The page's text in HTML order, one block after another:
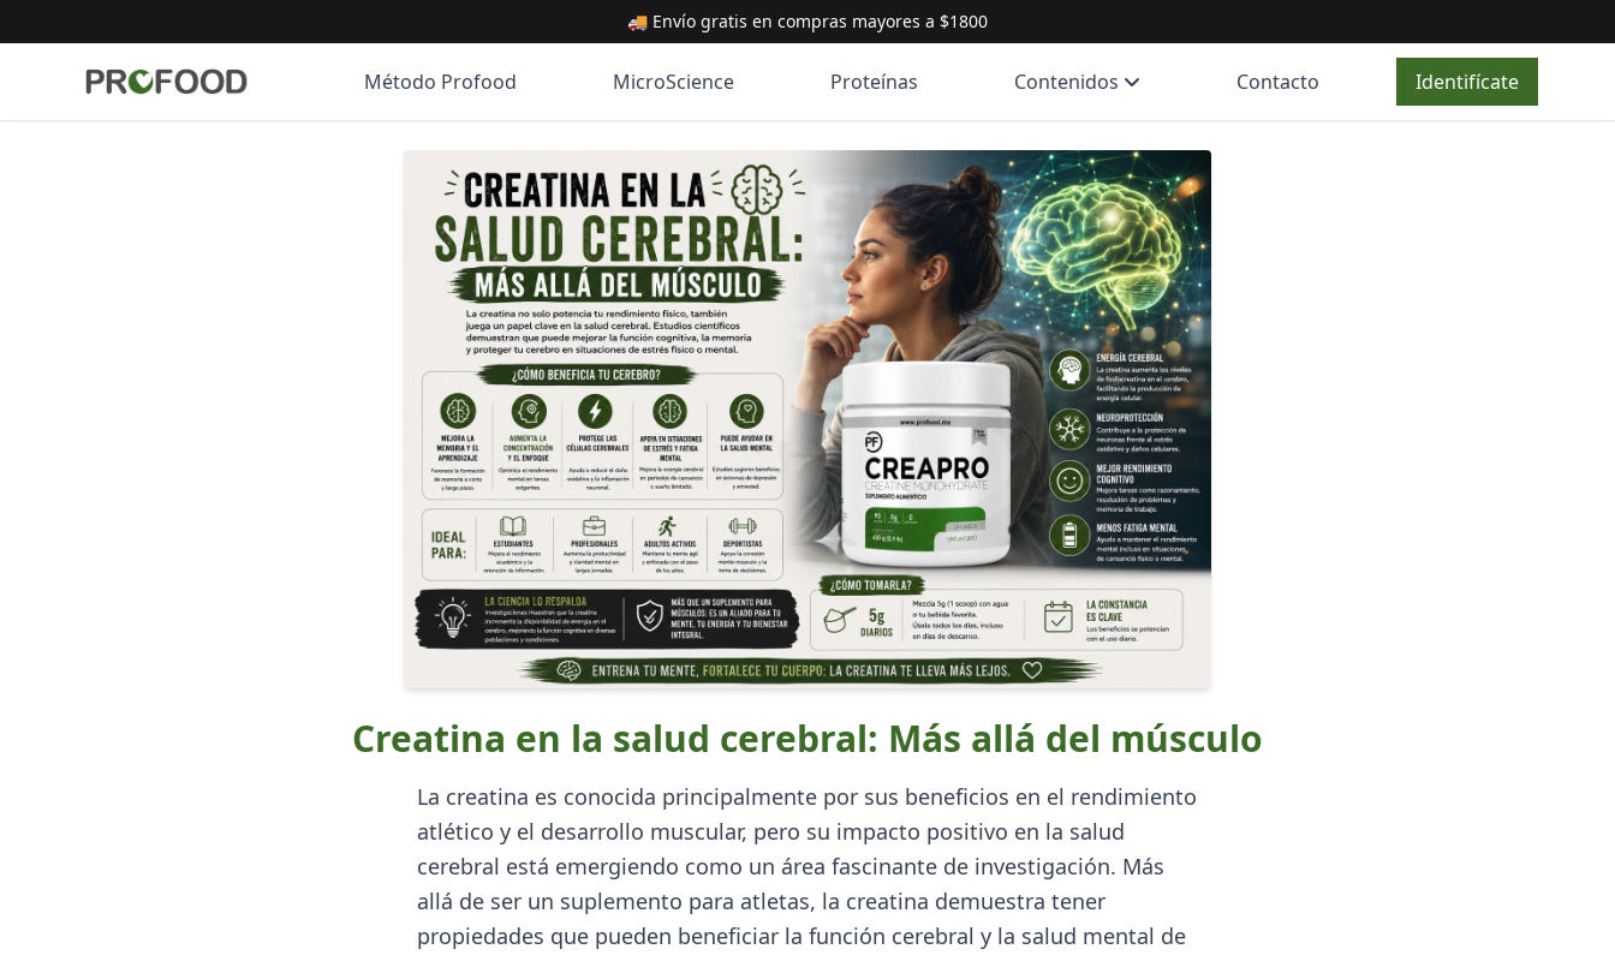
🚚 Envío gratis en compras mayores a $1800
Método Profood MicroScience Proteínas Contenidos Contacto Identifícate
Creatina en la salud cerebral: Más allá del músculo
La creatina es conocida principalmente por sus beneficios en el rendimiento
atlético y el desarrollo muscular, pero su impacto positivo en la salud
cerebral está emergiendo como un área fascinante de investigación. Más
allá de ser un suplemento para atletas, la creatina demuestra tener
propiedades que pueden beneficiar la función cerebral y la salud mental de